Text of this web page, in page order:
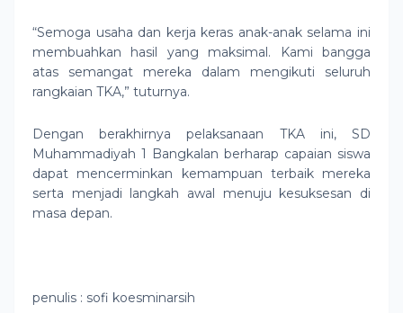
“Semoga usaha dan kerja keras anak-anak selama ini
membuahkan hasil yang maksimal. Kami bangga
atas semangat mereka dalam mengikuti seluruh
rangkaian TKA,” tuturnya.
Dengan berakhirnya pelaksanaan TKA ini, SD
Muhammadiyah 1 Bangkalan berharap capaian siswa
dapat mencerminkan kemampuan terbaik mereka
serta menjadi langkah awal menuju kesuksesan di
masa depan.
penulis : sofi koesminarsih